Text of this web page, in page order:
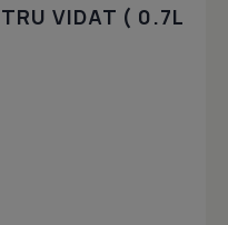
VIDAT ( 0.7L